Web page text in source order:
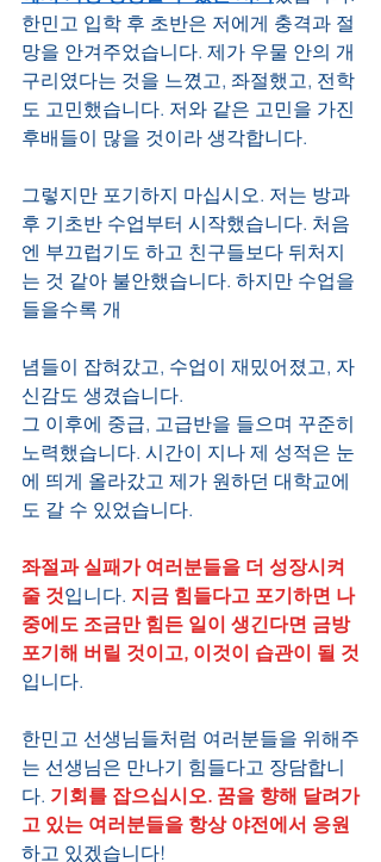
한민고 입학 후 초반은 저에게 충격과 절
망을 안겨주었습니다. 제가 우물 안의 개
구리였다는 것을 느꼈고, 좌절했고, 전학
도 고민했습니다. 저와 같은 고민을 가진
후배들이 많을 것이라 생각합니다.
그렇지만 포기하지 마십시오. 저는 방과
후 기초반 수업부터 시작했습니다. 처음
엔 부끄럽기도 하고 친구들보다 뒤처지
는 것 같아 불안했습니다. 하지만 수업을
들을수록 개
념들이 잡혀갔고, 수업이 재밌어졌고, 자
신감도 생겼습니다.
그 이후에 중급, 고급반을 들으며 꾸준히
노력했습니다. 시간이 지나 제 성적은 눈
에 띄게 올라갔고 제가 원하던 대학교에
도 갈 수 있었습니다.
좌절과 실패가 여러분들을 더 성장시켜
줄 것입니다. 지금 힘들다고 포기하면 나
중에도 조금만 힘든 일이 생긴다면 금방
포기해 버릴 것이고, 이것이 습관이 될 것
입니다.
한민고 선생님들처럼 여러분들을 위해주
는 선생님은 만나기 힘들다고 장담합니
다. 기회를 잡으십시오. 꿈을 향해 달려가
고 있는 여러분들을 항상 야전에서 응원
하고 있겠습니다!